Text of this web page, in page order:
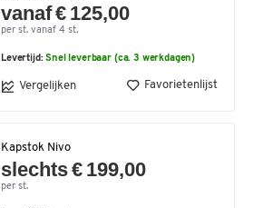
vanaf € 125,00
per st. vanaf 4 st.
Levertijd:Snel leverbaar (ca. 3 werkdagen)
Vergelijken Favorietenlijst
Kapstok Nivo
slechts € 199,00
per st.